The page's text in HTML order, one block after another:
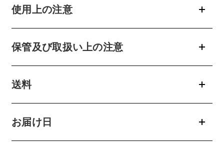
使用上の注意
保管及び取扱い上の注意
送料
お届け日